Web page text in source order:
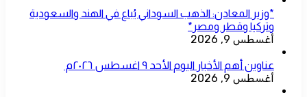
*وزير المعادن: الذهب السوداني يُباع في الهند والسعودية
وتركيا وقطر ومصر*
أغسطس 9, 2026
عناوين أهم الأخبار اليوم الأحد ٩ اغسطس ٢٠٢٦م ​
أغسطس 9, 2026